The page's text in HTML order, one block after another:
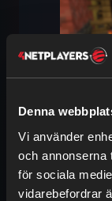
Denna
Vi använder
och annonserna
för sociala
vidarebefordrar
Många
är inget
kan